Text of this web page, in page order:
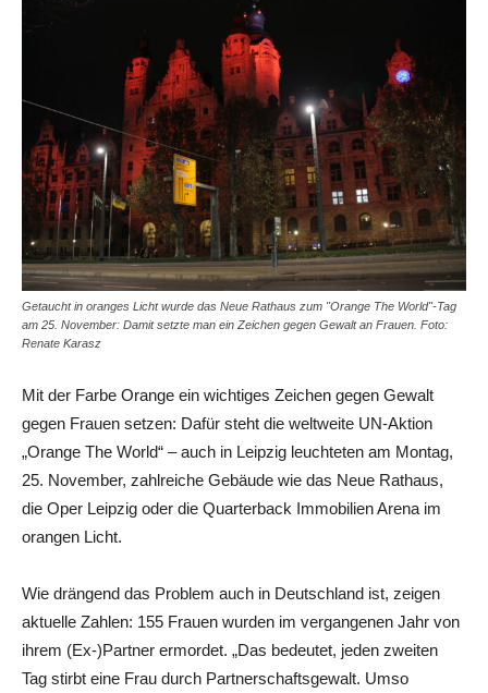
Getaucht in oranges Licht wurde das Neue Rathaus zum "Orange The World"-Tag
am 25. November: Damit setzte man ein Zeichen gegen Gewalt an Frauen. Foto:
Renate Karasz
Mit der Farbe Orange ein wichtiges Zeichen gegen Gewalt
gegen Frauen setzen: Dafür steht die weltweite UN-Aktion
„Orange The World“ – auch in Leipzig leuchteten am Montag,
25. November, zahlreiche Gebäude wie das Neue Rathaus,
die Oper Leipzig oder die Quarterback Immobilien Arena im
orangen Licht.
Wie drängend das Problem auch in Deutschland ist, zeigen
aktuelle Zahlen: 155 Frauen wurden im vergangenen Jahr von
ihrem (Ex-)Partner ermordet. „Das bedeutet, jeden zweiten
Tag stirbt eine Frau durch Partnerschaftsgewalt. Umso